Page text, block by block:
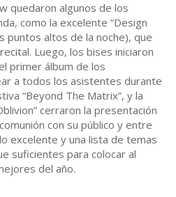
quedaron algunos de los
como la excelente “Design
puntos altos de la noche), que
Luego, los bises iniciaron
primer álbum de los
a todos los asistentes durante
“Beyond The Matrix”, y la
cerraron la presentación
con su público y entre
excelente y una lista de temas
suficientes para colocar al
del año.